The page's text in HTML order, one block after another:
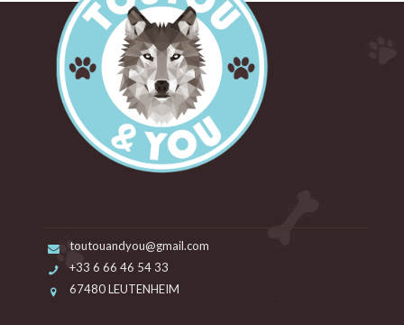
toutouandyou@gmail.com
+33 6 66 46 54 33
67480 LEUTENHEIM